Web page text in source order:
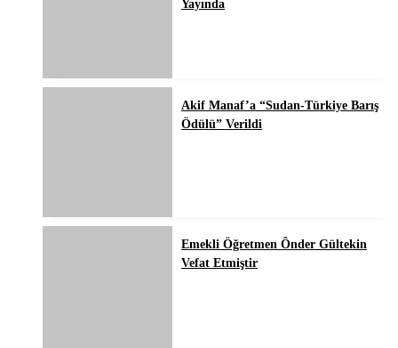
Yayında
Akif Manaf’a “Sudan-Türkiye Barış
Ödülü” Verildi
Emekli Öğretmen Ônder Gültekin
Vefat Etmiştir